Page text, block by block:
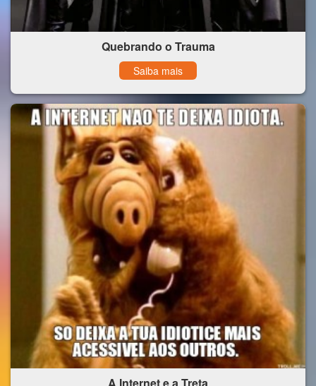
Quebrando o Trauma
Saiba mais
A Internet e a Treta